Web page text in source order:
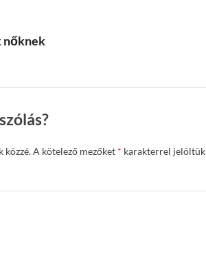
nőknek
közzé.A kötelező mezőket * karakterrel jelöltük